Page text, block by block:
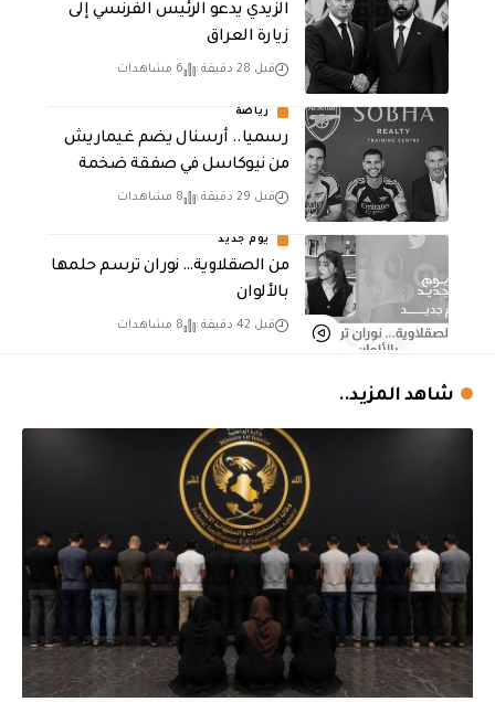
الزيدي يدعو الرئيس الفرنسي إلى
زيارة العراق
قبل 28 دقيقة 6 مشاهدات
رياضة
رسميا.. أرسنال يضم غيماريش
من نيوكاسل في صفقة ضخمة
قبل 29 دقيقة 8 مشاهدات
يوم جديد
من الصقلاوية… نوران ترسم حلمها
بالألوان
قبل 42 دقيقة 8 مشاهدات
شاهد المزيد..